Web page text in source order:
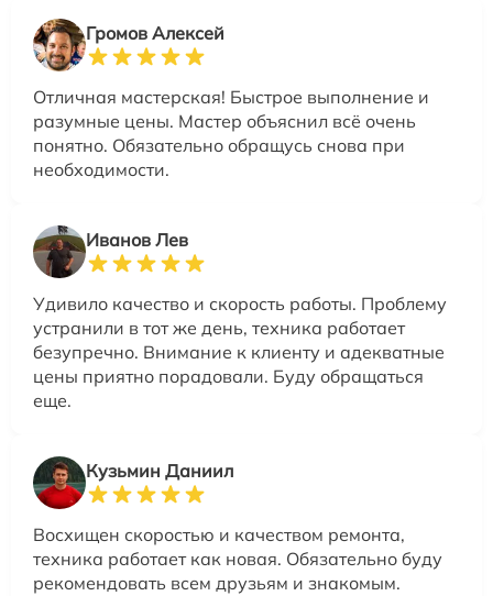
Громов Алексей
Отличная мастерская! Быстрое выполнение и
разумные цены. Мастер объяснил всё очень
понятно. Обязательно обращусь снова при
необходимости.
Иванов Лев
Удивило качество и скорость работы. Проблему
устранили в тот же день, техника работает
безупречно. Внимание к клиенту и адекватные
цены приятно порадовали. Буду обращаться
еще.
Кузьмин Даниил
Восхищен скоростью и качеством ремонта,
техника работает как новая. Обязательно буду
рекомендовать всем друзьям и знакомым.